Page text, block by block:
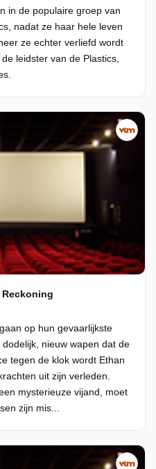
in de populaire groep van
nadat ze haar hele leven
ze echter verliefd wordt
leidster van de Plastics,
op hun gevaarlijkste
nieuw wapen dat de
tegen de klok wordt Ethan
uit zijn verleden.
mysterieuze vijand, moet
zijn mis...